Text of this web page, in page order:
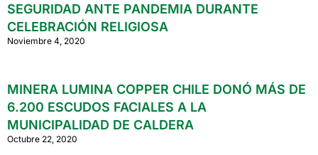
SEGURIDAD ANTE PANDEMIA DURANTE
CELEBRACIÓN RELIGIOSA
Noviembre 4, 2020
MINERA LUMINA COPPER CHILE DONÓ MÁS DE
6.200 ESCUDOS FACIALES A LA
MUNICIPALIDAD DE CALDERA
Octubre 22, 2020